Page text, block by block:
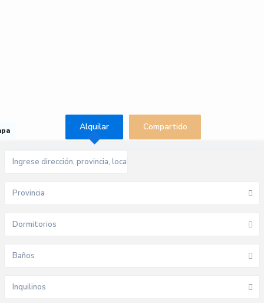
Alquilar Compartido
Provincia
Dormitorios
Baños
Inquilinos